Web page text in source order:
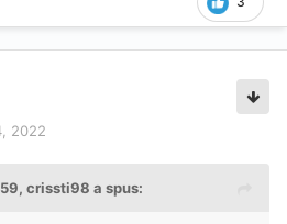
2022
crissti98 a spus: